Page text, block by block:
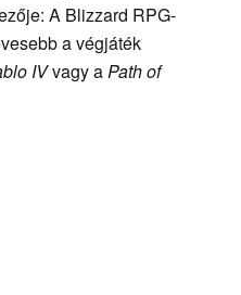
A Blizzard RPG-
a végjáték
IVvagy aPath of